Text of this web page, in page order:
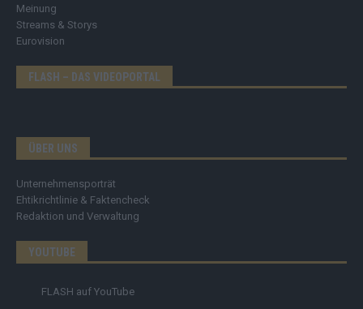
Meinung
Streams & Storys
Eurovision
FLASH – DAS VIDEOPORTAL
ÜBER UNS
Unternehmensporträt
Ehtikrichtlinie & Faktencheck
Redaktion und Verwaltung
YOUTUBE
FLASH auf YouTube